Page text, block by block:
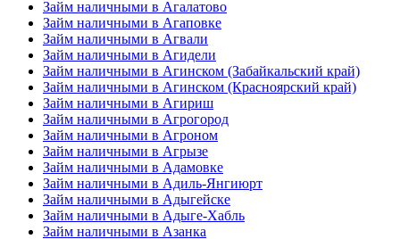
Займ наличными в Агалатово
Займ наличными в Агаповке
Займ наличными в Агвали
Займ наличными в Агидели
Займ наличными в Агинском (Забайкальский край)
Займ наличными в Агинском (Красноярский край)
Займ наличными в Агириш
Займ наличными в Агрогород
Займ наличными в Агроном
Займ наличными в Агрызе
Займ наличными в Адамовке
Займ наличными в Адиль-Янгиюрт
Займ наличными в Адыгейске
Займ наличными в Адыге-Хабль
Займ наличными в Азанка